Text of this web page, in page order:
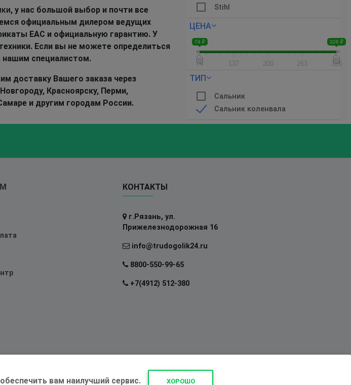
Stihl
ЦЕНА
74 ₽ 326 ₽
74 137 200 263 326
ТИП
Сальник
Сальник коленвала
, у нас большой выбор и почти все
официальным дилером ведущих
EAC и официальную гарантию. У
Если вы не можете определиться
нашим специалистом.
доставку Вашего заказа через
Красноярску, Перми,
и другим городам России.
КОНТАКТЫ
г.Рязань, ул.
Прижелезнодорожная 16
info@trudogolik24.ru
8800-550-99-65
+7(4912) 512-380
вам наилучший сервис. ХОРОШО